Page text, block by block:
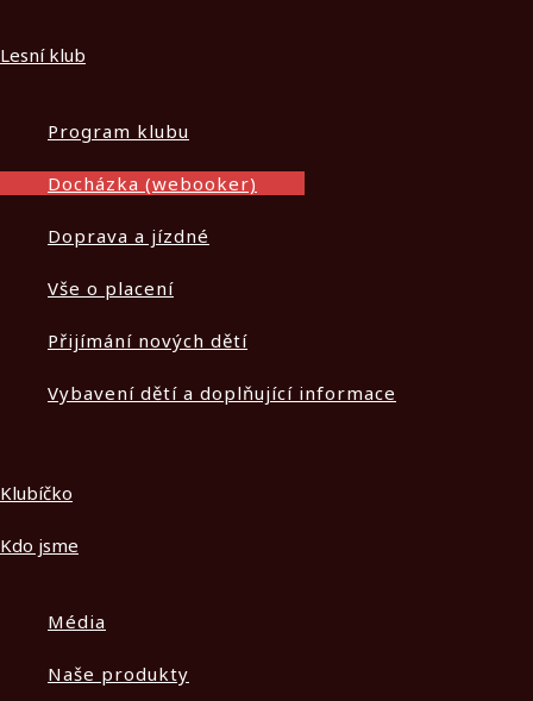
Lesní klub
Program klubu
Docházka (webooker)
Doprava a jízdné
Vše o placení
Přijímání nových dětí
Vybavení dětí a doplňující informace
Klubíčko
Kdo jsme
Média
Naše produkty